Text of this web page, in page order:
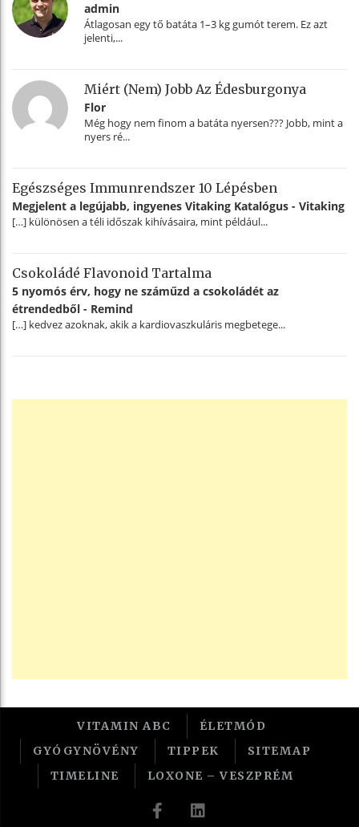
admin
Átlagosan egy tő batáta 1–3 kg gumót terem. Ez azt
jelenti,...
Miért (nem) Jobb Az Édesburgonya
Flor
Még hogy nem finom a batáta nyersen??? Jobb, mint a
nyers ré...
Egészséges Immunrendszer 10 Lépésben
Megjelent a legújabb, ingyenes Vitaking Katalógus - Vitaking
[…] különösen a téli időszak kihívásaira, mint például...
Csokoládé Flavonoid Tartalma
5 nyomós érv, hogy ne száműzd a csokoládét az
étrendedből - Remind
[…] kedvez azoknak, akik a kardiovaszkuláris megbetege...
VITAMIN ABC
ÉLETMÓD
GYÓGYNÖVÉNY
TIPPEK
SITEMAP
TIMELINE
LOXONE – VESZPRÉM